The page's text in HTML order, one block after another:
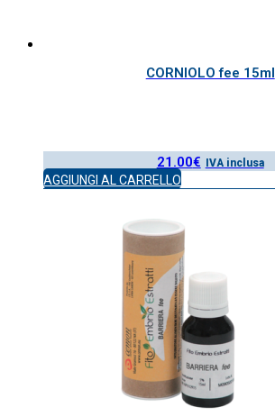
CORNIOLO fee 15ml
21.00€ IVA inclusa
AGGIUNGI AL CARRELLO